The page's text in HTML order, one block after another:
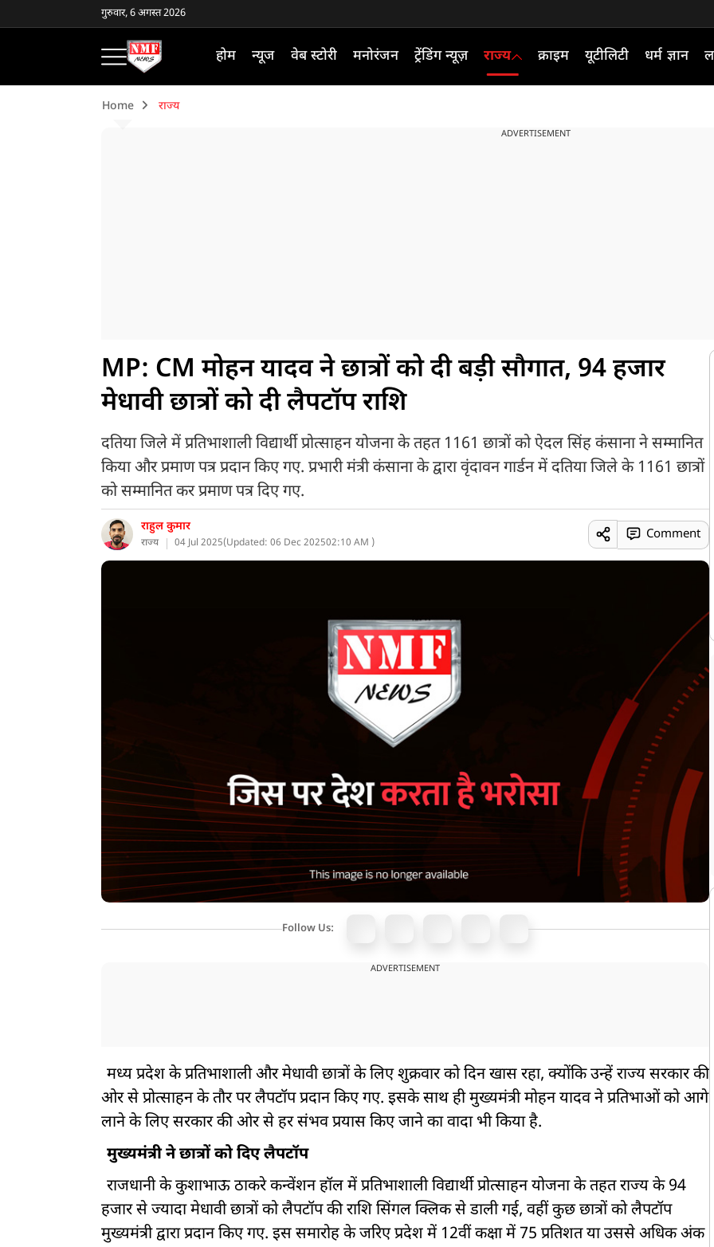
गुरुवार, 6 अगस्त 2026
होम न्यूज वेब स्टोरी मनोरंजन ट्रेंडिंग न्यूज़ राज्य क्राइम यूटीलिटी धर्म ज्ञान
Home राज्य
ADVERTISEMENT
MP: CM मोहन यादव ने छात्रों को दी बड़ी सौगात, 94 हजार
मेधावी छात्रों को दी लैपटॉप राशि
दतिया जिले में प्रतिभाशाली विद्यार्थी प्रोत्साहन योजना के तहत 1161 छात्रों को ऐदल सिंह कंसाना ने सम्मानित
किया और प्रमाण पत्र प्रदान किए गए. प्रभारी मंत्री कंसाना के द्वारा वृंदावन गार्डन में दतिया जिले के 1161 छात्रों
को सम्मानित कर प्रमाण पत्र दिए गए.
राहुल कुमार
राज्य 04 Jul 2025(Updated: 06 Dec 202502:10 AM )
Comment
Follow Us:
ADVERTISEMENT
मध्य प्रदेश के प्रतिभाशाली और मेधावी छात्रों के लिए शुक्रवार को दिन खास रहा, क्योंकि उन्हें राज्य सरकार की
ओर से प्रोत्साहन के तौर पर लैपटॉप प्रदान किए गए. इसके साथ ही मुख्यमंत्री मोहन यादव ने प्रतिभाओं को आगे
लाने के लिए सरकार की ओर से हर संभव प्रयास किए जाने का वादा भी किया है.
मुख्यमंत्री ने छात्रों को दिए लैपटॉप
राजधानी के कुशाभाऊ ठाकरे कन्वेंशन हॉल में प्रतिभाशाली विद्यार्थी प्रोत्साहन योजना के तहत राज्य के 94
हजार से ज्यादा मेधावी छात्रों को लैपटॉप की राशि सिंगल क्लिक से डाली गई, वहीं कुछ छात्रों को लैपटॉप
मुख्यमंत्री द्वारा प्रदान किए गए. इस समारोह के जरिए प्रदेश में 12वीं कक्षा में 75 प्रतिशत या उससे अधिक अंक